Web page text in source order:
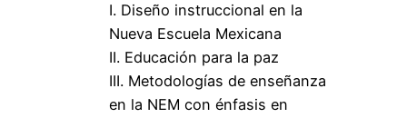
I. Diseño instruccional en la
Nueva Escuela Mexicana
II. Educación para la paz
III. Metodologías de enseñanza
en la NEM con énfasis en